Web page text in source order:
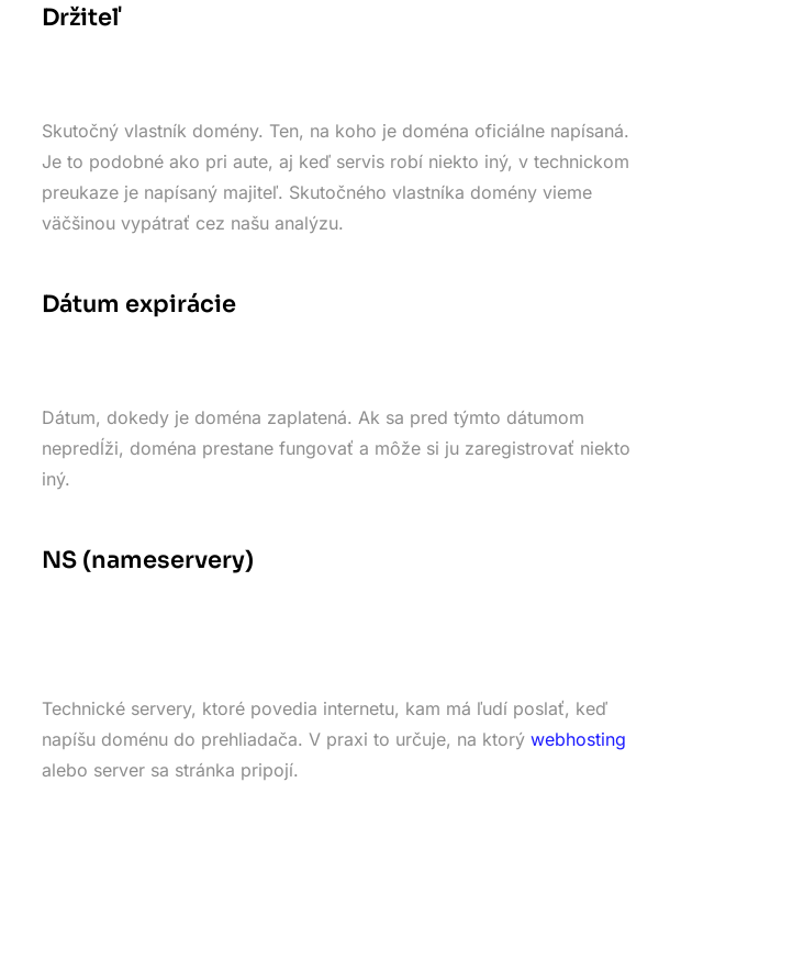
Držiteľ
Skutočný vlastník domény. Ten, na koho je doména oficiálne napísaná.
Je to podobné ako pri aute, aj keď servis robí niekto iný, v technickom
preukaze je napísaný majiteľ. Skutočného vlastníka domény vieme
väčšinou vypátrať cez našu analýzu.
Dátum expirácie
Dátum, dokedy je doména zaplatená. Ak sa pred týmto dátumom
nepredĺži, doména prestane fungovať a môže si ju zaregistrovať niekto
iný.
NS (nameservery)
Technické servery, ktoré povedia internetu, kam má ľudí poslať, keď
napíšu doménu do prehliadača. V praxi to určuje, na ktorý webhosting
alebo server sa stránka pripojí.